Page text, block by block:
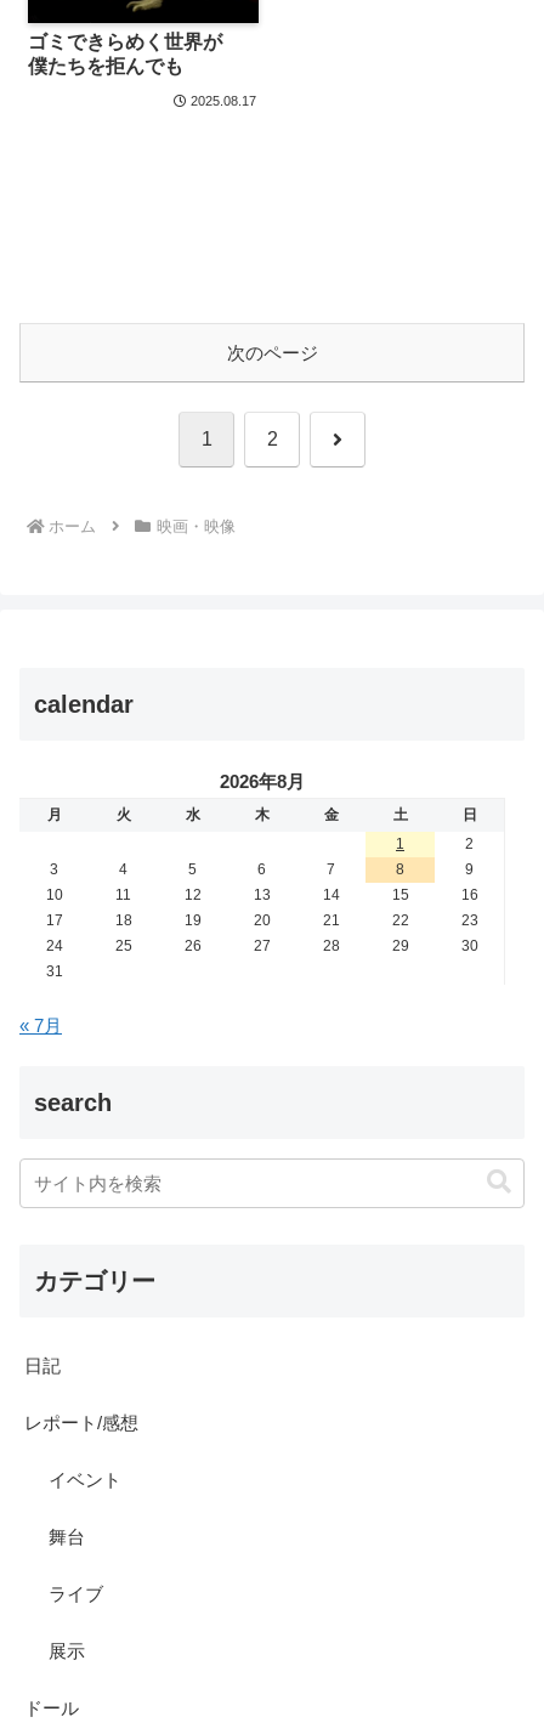
ゴミできらめく世界が
僕たちを拒んでも
2025.08.17
次のページ
1 2 次
ホーム 映画・映像
calendar
2026年8月
月 火 水 木 金 土
日
1
2
3
4 5 6 7 8
9
10
11 12 13 14 15
16
17
18 19 20 21 22
23
24
25 26 27 28 29
30
31
« 7月
search
カテゴリー
日記
レポート/感想
イベント
舞台
ライブ
展示
ドール